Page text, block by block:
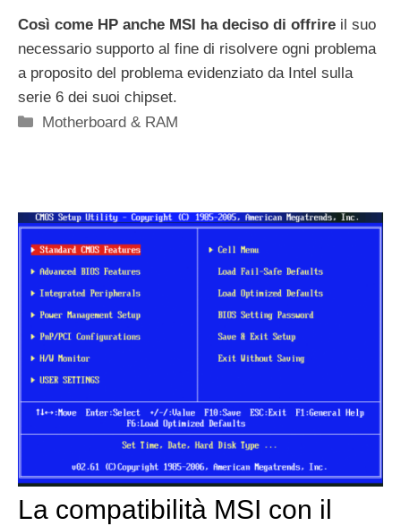
Così come HP anche MSI ha deciso di offrire il suo
necessario supporto al fine di risolvere ogni problema
a proposito del problema evidenziato da Intel sulla
serie 6 dei suoi chipset.
Categorie
Motherboard & RAM
La compatibilità MSI con il